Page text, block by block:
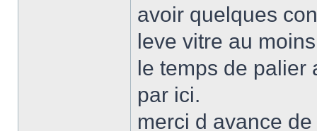
avoir quelques
leve vitre au
le temps de palier
par ici.
merci d avance